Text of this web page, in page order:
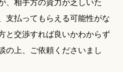
支払ってもらえる可能性がな
と交渉すれば良いかわからず
の上、ご依頼くださいまし